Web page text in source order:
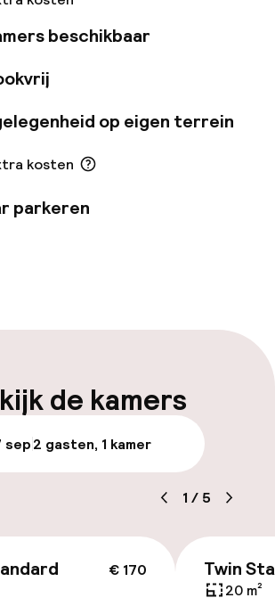
aan. Dankzij de
is deze
een perfecte plaats voor
Een bedrag kan worden
sommige van deze services.
beschikbaar
op eigen terrein
kosten
parkeren
op eigen terrein
kosten
de kamers
sep2 gasten, 1 kamer
1 / 5
€ 170 Twin
20 m²